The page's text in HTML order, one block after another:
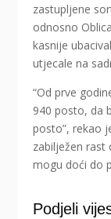
zastupljene
odnosno
kasnije
utjecale na
“Od prve
940 posto, da
posto”, rekao
zabilježen rast
mogu doći do
Podjeli